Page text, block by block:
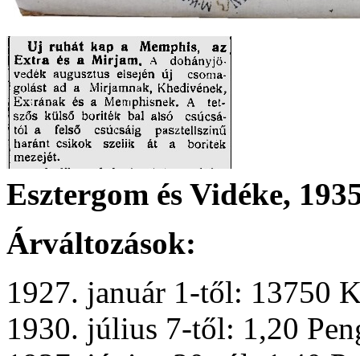
Esztergom és Vidéke,
Árváltozások:
1927. január 1-től: 13750
1930. július 7-től: 1,20